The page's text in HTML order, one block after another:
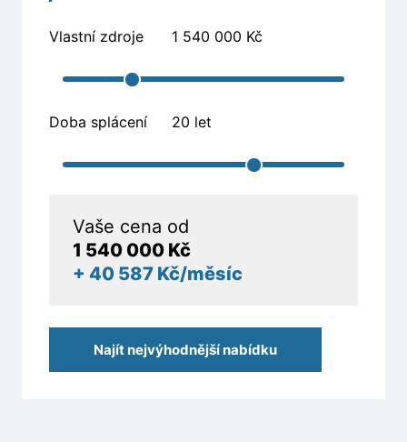
Vlastní zdroje 1 540 000 Kč
Doba splácení 20 let
Vaše cena od
1 540 000 Kč
+ 40 587 Kč/měsíc
Najít nejvýhodnější nabídku